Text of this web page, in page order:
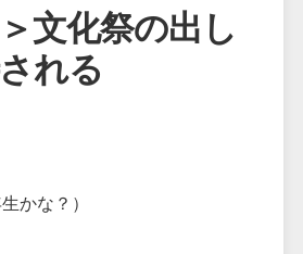
文化祭の出し
れる
かな？）